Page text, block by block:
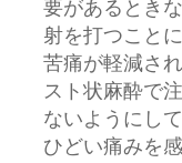
要があるとき
射を打つこと
苦痛が軽減さ
スト状麻酔で
ないようにし
ひどい痛みを